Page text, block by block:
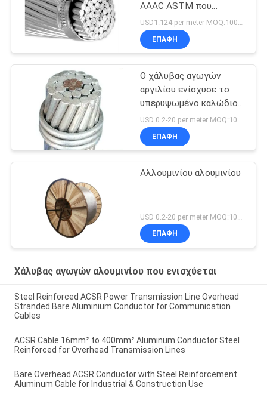
AAAC ASTM που
ενισχύεται
ΕΠΑΦΉ
Ο χάλυβας αγωγών
αργιλίου ενίσχυσε το
υπερυψωμένο καλώδιο
αγωγών ACSR
ΕΠΑΦΉ
Αλλουμινίου αλουμινίου
ΕΠΑΦΉ
Χάλυβας αγωγών αλουμινίου που ενισχύεται
Steel Reinforced ACSR Power Transmission Line Overhead
Stranded Bare Aluminium Conductor for Communication
Cables
ACSR Cable 16mm² to 400mm² Aluminum Conductor Steel
Reinforced for Overhead Transmission Lines
Bare Overhead ACSR Conductor with Steel Reinforcement
Aluminum Cable for Industrial & Construction Use